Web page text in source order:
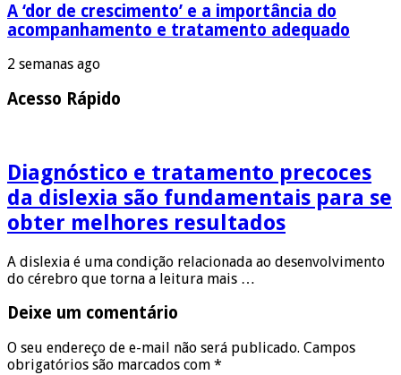
A ‘dor de crescimento’ e a importância do
acompanhamento e tratamento adequado
2 semanas ago
Acesso Rápido
Diagnóstico e tratamento precoces
da dislexia são fundamentais para se
obter melhores resultados
A dislexia é uma condição relacionada ao desenvolvimento
do cérebro que torna a leitura mais …
Deixe um comentário
O seu endereço de e-mail não será publicado. Campos
obrigatórios são marcados com *